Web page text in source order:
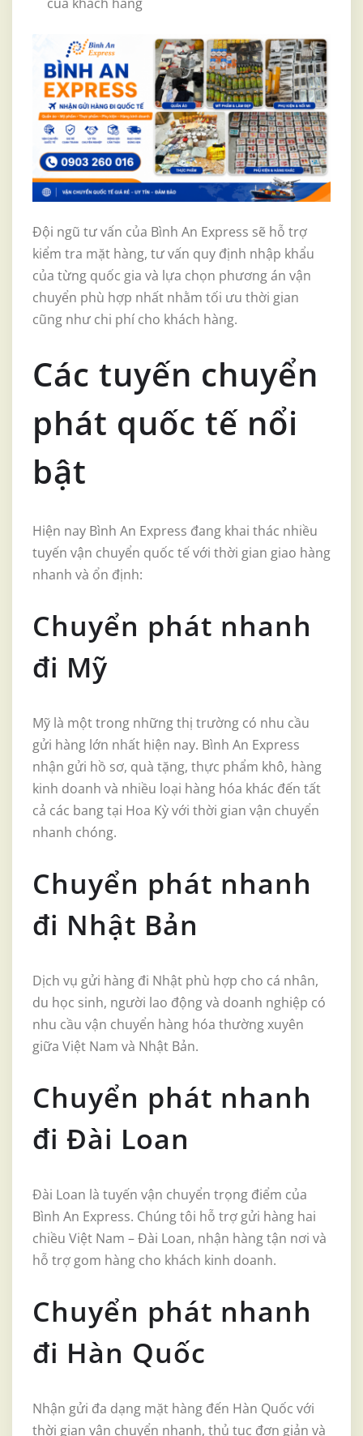
Đội ngũ tư vấn của Bình An Express sẽ hỗ trợ
kiểm tra mặt hàng, tư vấn quy định nhập khẩu
của từng quốc gia và lựa chọn phương án vận
chuyển phù hợp nhất nhằm tối ưu thời gian
cũng như chi phí cho khách hàng.
Các tuyến chuyển
phát quốc tế nổi
bật
Hiện nay Bình An Express đang khai thác nhiều
tuyến vận chuyển quốc tế với thời gian giao hàng
nhanh và ổn định:
Chuyển phát nhanh
đi Mỹ
Mỹ là một trong những thị trường có nhu cầu
gửi hàng lớn nhất hiện nay. Bình An Express
nhận gửi hồ sơ, quà tặng, thực phẩm khô, hàng
kinh doanh và nhiều loại hàng hóa khác đến tất
cả các bang tại Hoa Kỳ với thời gian vận chuyển
nhanh chóng.
Chuyển phát nhanh
đi Nhật Bản
Dịch vụ gửi hàng đi Nhật phù hợp cho cá nhân,
du học sinh, người lao động và doanh nghiệp có
nhu cầu vận chuyển hàng hóa thường xuyên
giữa Việt Nam và Nhật Bản.
Chuyển phát nhanh
đi Đài Loan
Đài Loan là tuyến vận chuyển trọng điểm của
Bình An Express. Chúng tôi hỗ trợ gửi hàng hai
chiều Việt Nam – Đài Loan, nhận hàng tận nơi và
hỗ trợ gom hàng cho khách kinh doanh.
Chuyển phát nhanh
đi Hàn Quốc
Nhận gửi đa dạng mặt hàng đến Hàn Quốc với
thời gian vận chuyển nhanh, thủ tục đơn giản và